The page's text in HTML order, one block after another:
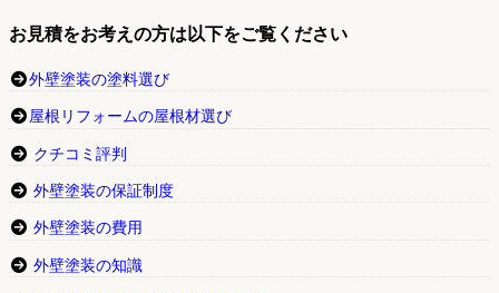
お見積をお考えの方は以下をご覧ください
外壁塗装の塗料選び
屋根リフォームの屋根材選び
クチコミ評判
外壁塗装の保証制度
外壁塗装の費用
外壁塗装の知識